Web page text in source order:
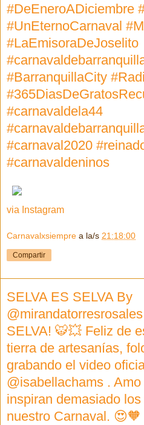
#DeEneroADiciembre
#UnEternoCarnaval
#LaEmisoraDeJoselito
#BarranquillaCity
#carnavaldela44
#carnaval2020
#carnavaldeninos
via Instagram
Carnavalxsiempre a la/s 21:18:00
Compartir
SELVA ES SELVA By
SELVA! 🐯💥 Feliz de
tierra de artesanías,
grabando el video
@isabellachams .
inspiran demasiado
nuestro Carnaval. 😍🧡